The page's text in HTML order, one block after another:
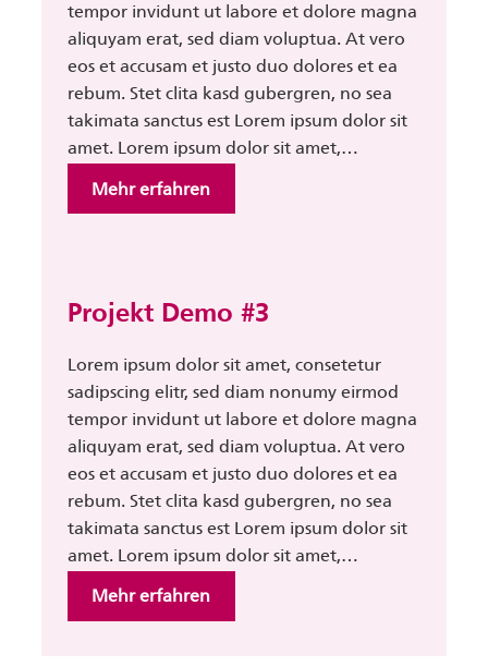
tempor invidunt ut labore et dolore magna
aliquyam erat, sed diam voluptua. At vero
eos et accusam et justo duo dolores et ea
rebum. Stet clita kasd gubergren, no sea
takimata sanctus est Lorem ipsum dolor sit
amet. Lorem ipsum dolor sit amet,…
Mehr erfahren:
Projekt
Projekt Demo #3
Lorem ipsum dolor sit amet, consetetur
sadipscing elitr, sed diam nonumy eirmod
tempor invidunt ut labore et dolore magna
aliquyam erat, sed diam voluptua. At vero
eos et accusam et justo duo dolores et ea
rebum. Stet clita kasd gubergren, no sea
takimata sanctus est Lorem ipsum dolor sit
amet. Lorem ipsum dolor sit amet,…
Mehr erfahren:
Projekt